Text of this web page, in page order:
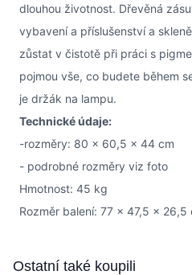
dlouhou životnost. Dřevěná
vybavení a příslušenství a
zůstat v čistotě při práci s
pojmou vše, co budete během
je držák na lampu.
Technické údaje:
-rozměry: 80 x 60,5 x 44 cm
- podrobné rozměry viz foto
Hmotnost: 45 kg
Rozměr balení: 77 x 47,5 x 26,5
Press to skip carousel
Ostatní také koupili